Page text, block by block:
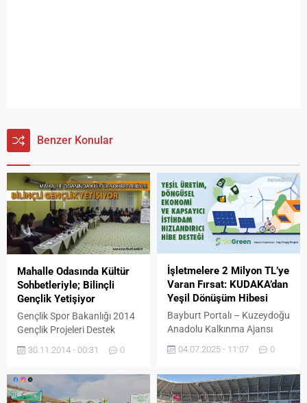
Benzer Konular
Mahalle Odasında Kültür
Sohbetleriyle; Bilinçli
Gençlik Yetişiyor
Gençlik Spor Bakanlığı 2014
Gençlik Projeleri Destek
Programı kapsamında
finanse edilen Bayburt
Öğrenci Kulübü tarafından
yürütülen “Bilinçli Gençlik,
30.11.2014 - 00:31 0
İşletmelere 2 Milyon TL’ye
Varan Fırsat: KUDAKA’dan
Yeşil Dönüşüm Hibesi
Bayburt Portalı – Kuzeydoğu
Anadolu Kalkınma Ajansı
yılı Çalışma Programı ve
SoGreen/Yeşil Üretim,
Döngüsel Ekonomi ve
04.07.2025 - 11:07 0